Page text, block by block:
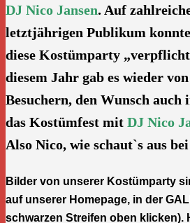
DJ Nico Jansen. Auf
letztjährigen Publikum
diese Kostümparty
diesem Jahr gab es wieder
Besuchern, den Wunsch auch
das Kostümfest mit DJ Nico
Also Nico, wie schaut`s aus
Bilder von unserer Kostümparty
auf unserer Homepage, in der
schwarzen Streifen oben klicken).